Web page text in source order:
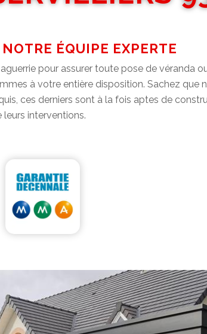
ÉQUIPE EXPERTE
pour assurer toute pose de véranda
à votre entière disposition. Sachez que
ces derniers sont à la fois aptes de
leurs interventions.